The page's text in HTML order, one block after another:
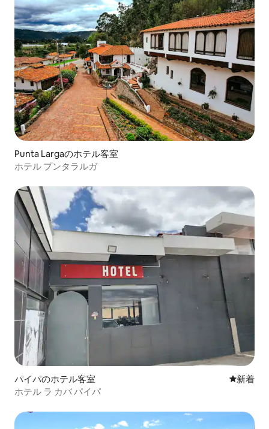
Punta Largaのホテル客室
ホテル プンタラルガ
パイパのホテル客室 新しい宿
新着
ホテル ラ カバ パイパ